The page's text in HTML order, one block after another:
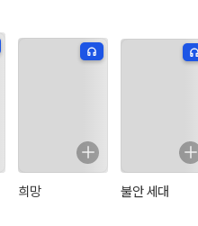
희망 불안 세대